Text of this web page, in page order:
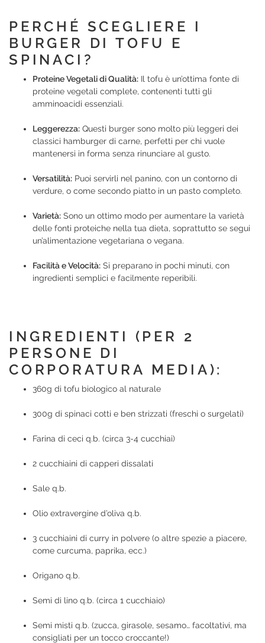
PERCHÉ SCEGLIERE I
BURGER DI TOFU E
SPINACI?
Proteine Vegetali di Qualità: Il tofu è un’ottima fonte di
proteine vegetali complete, contenenti tutti gli
amminoacidi essenziali.
Leggerezza: Questi burger sono molto più leggeri dei
classici hamburger di carne, perfetti per chi vuole
mantenersi in forma senza rinunciare al gusto.
Versatilità: Puoi servirli nel panino, con un contorno di
verdure, o come secondo piatto in un pasto completo.
Varietà: Sono un ottimo modo per aumentare la varietà
delle fonti proteiche nella tua dieta, soprattutto se segui
un’alimentazione vegetariana o vegana.
Facilità e Velocità: Si preparano in pochi minuti, con
ingredienti semplici e facilmente reperibili.
INGREDIENTI (PER 2
PERSONE DI
CORPORATURA MEDIA):
360g di tofu biologico al naturale
300g di spinaci cotti e ben strizzati (freschi o surgelati)
Farina di ceci q.b. (circa 3-4 cucchiai)
2 cucchiaini di capperi dissalati
Sale q.b.
Olio extravergine d’oliva q.b.
3 cucchiaini di curry in polvere (o altre spezie a piacere,
come curcuma, paprika, ecc.)
Origano q.b.
Semi di lino q.b. (circa 1 cucchiaio)
Semi misti q.b. (zucca, girasole, sesamo… facoltativi, ma
consigliati per un tocco croccante!)